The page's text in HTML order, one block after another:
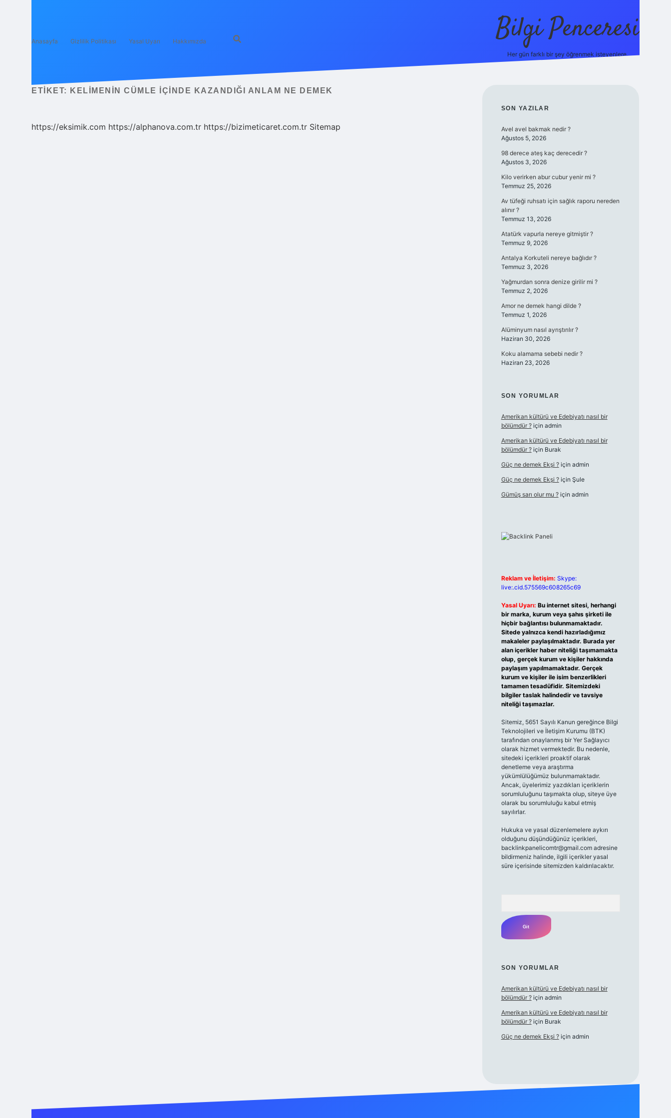
Anasayfa Gizlilik Politikası Yasal Uyarı Hakkımızda Bilgi Penceresi
Her gün farklı bir şey öğrenmek isteyenlere.
ETIKET: KELIMENIN CÜMLE IÇINDE KAZANDIĞI ANLAM NE DEMEK
https://eksimik.com https://alphanova.com.tr https://bizimeticaret.com.tr Sitemap
SIDEBAR
SON YAZILAR
Avel avel bakmak nedir ?
Ağustos 5, 2026
98 derece ateş kaç derecedir ?
Ağustos 3, 2026
Kilo verirken abur cubur yenir mi ?
Temmuz 25, 2026
Av tüfeği ruhsatı için sağlık raporu nereden
alınır ?
Temmuz 13, 2026
Atatürk vapurla nereye gitmiştir ?
Temmuz 9, 2026
Antalya Korkuteli nereye bağlıdır ?
Temmuz 3, 2026
Yağmurdan sonra denize girilir mi ?
Temmuz 2, 2026
Amor ne demek hangi dilde ?
Temmuz 1, 2026
Alüminyum nasıl ayrıştırılır ?
Haziran 30, 2026
Koku alamama sebebi nedir ?
Haziran 23, 2026
SON YORUMLAR
Amerikan kültürü ve Edebiyatı nasıl bir
bölümdür ?için admin
Amerikan kültürü ve Edebiyatı nasıl bir
bölümdür ?için Burak
Güç ne demek Ekşi ?için admin
Güç ne demek Ekşi ?için Şule
Gümüş sarı olur mu ?için admin
Reklam ve İletişim: Skype:
live:.cid.575569c608265c69
Yasal Uyarı: Bu internet sitesi, herhangi
bir marka, kurum veya şahıs şirketi ile
hiçbir bağlantısı bulunmamaktadır.
Sitede yalnızca kendi hazırladığımız
makaleler paylaşılmaktadır. Burada yer
alan içerikler haber niteliği taşımamakta
olup, gerçek kurum ve kişiler hakkında
paylaşım yapılmamaktadır. Gerçek
kurum ve kişiler ile isim benzerlikleri
tamamen tesadüfidir. Sitemizdeki
bilgiler taslak halindedir ve tavsiye
niteliği taşımazlar.
Sitemiz, 5651 Sayılı Kanun gereğince Bilgi
Teknolojileri ve İletişim Kurumu (BTK)
tarafından onaylanmış bir Yer Sağlayıcı
olarak hizmet vermektedir. Bu nedenle,
sitedeki içerikleri proaktif olarak
denetleme veya araştırma
yükümlülüğümüz bulunmamaktadır.
Ancak, üyelerimiz yazdıkları içeriklerin
sorumluluğunu taşımakta olup, siteye üye
olarak bu sorumluluğu kabul etmiş
sayılırlar.
Hukuka ve yasal düzenlemelere aykırı
olduğunu düşündüğünüz içerikleri,
backlinkpanelicomtr@gmail.comadresine
bildirmeniz halinde, ilgili içerikler yasal
süre içerisinde sitemizden kaldırılacaktır.
SON YORUMLAR
Amerikan kültürü ve Edebiyatı nasıl bir
bölümdür ?için admin
Amerikan kültürü ve Edebiyatı nasıl bir
bölümdür ?için Burak
Güç ne demek Ekşi ?için admin